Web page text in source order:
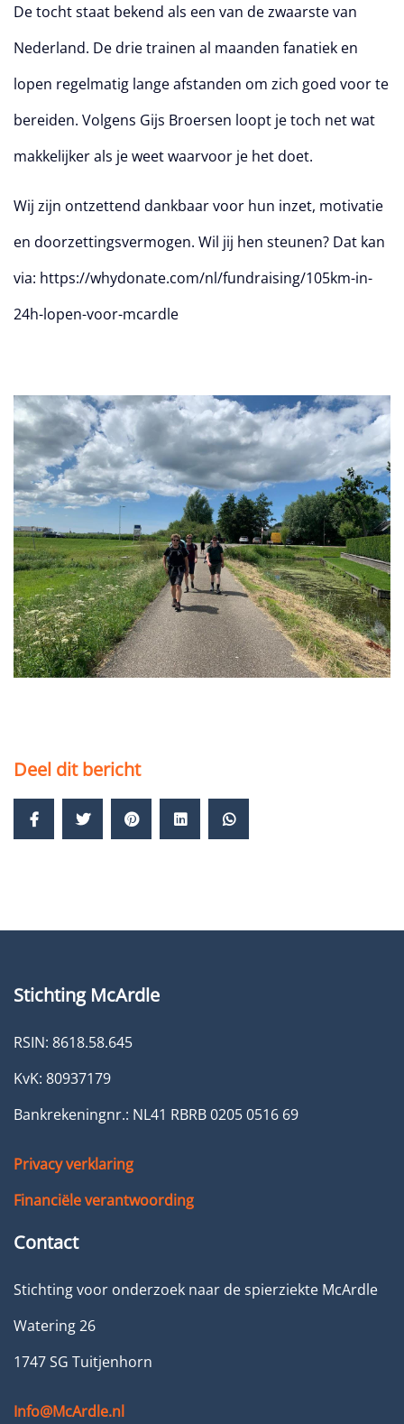
De tocht staat bekend als een van de zwaarste van
Nederland. De drie trainen al maanden fanatiek en
lopen regelmatig lange afstanden om zich goed voor te
bereiden. Volgens Gijs Broersen loopt je toch net wat
makkelijker als je weet waarvoor je het doet.
Wij zijn ontzettend dankbaar voor hun inzet, motivatie
en doorzettingsvermogen. Wil jij hen steunen? Dat kan
via: https://whydonate.com/nl/fundraising/105km-in-
24h-lopen-voor-mcardle
Deel dit bericht
Stichting McArdle
RSIN: 8618.58.645
KvK: 80937179
Bankrekeningnr.: NL41 RBRB 0205 0516 69
Privacy verklaring
Financiële verantwoording
Contact
Stichting voor onderzoek naar de spierziekte McArdle
Watering 26
1747 SG Tuitjenhorn
Info@McArdle.nl